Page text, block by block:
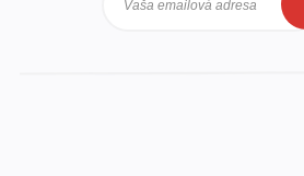
Vaša emailová adresa